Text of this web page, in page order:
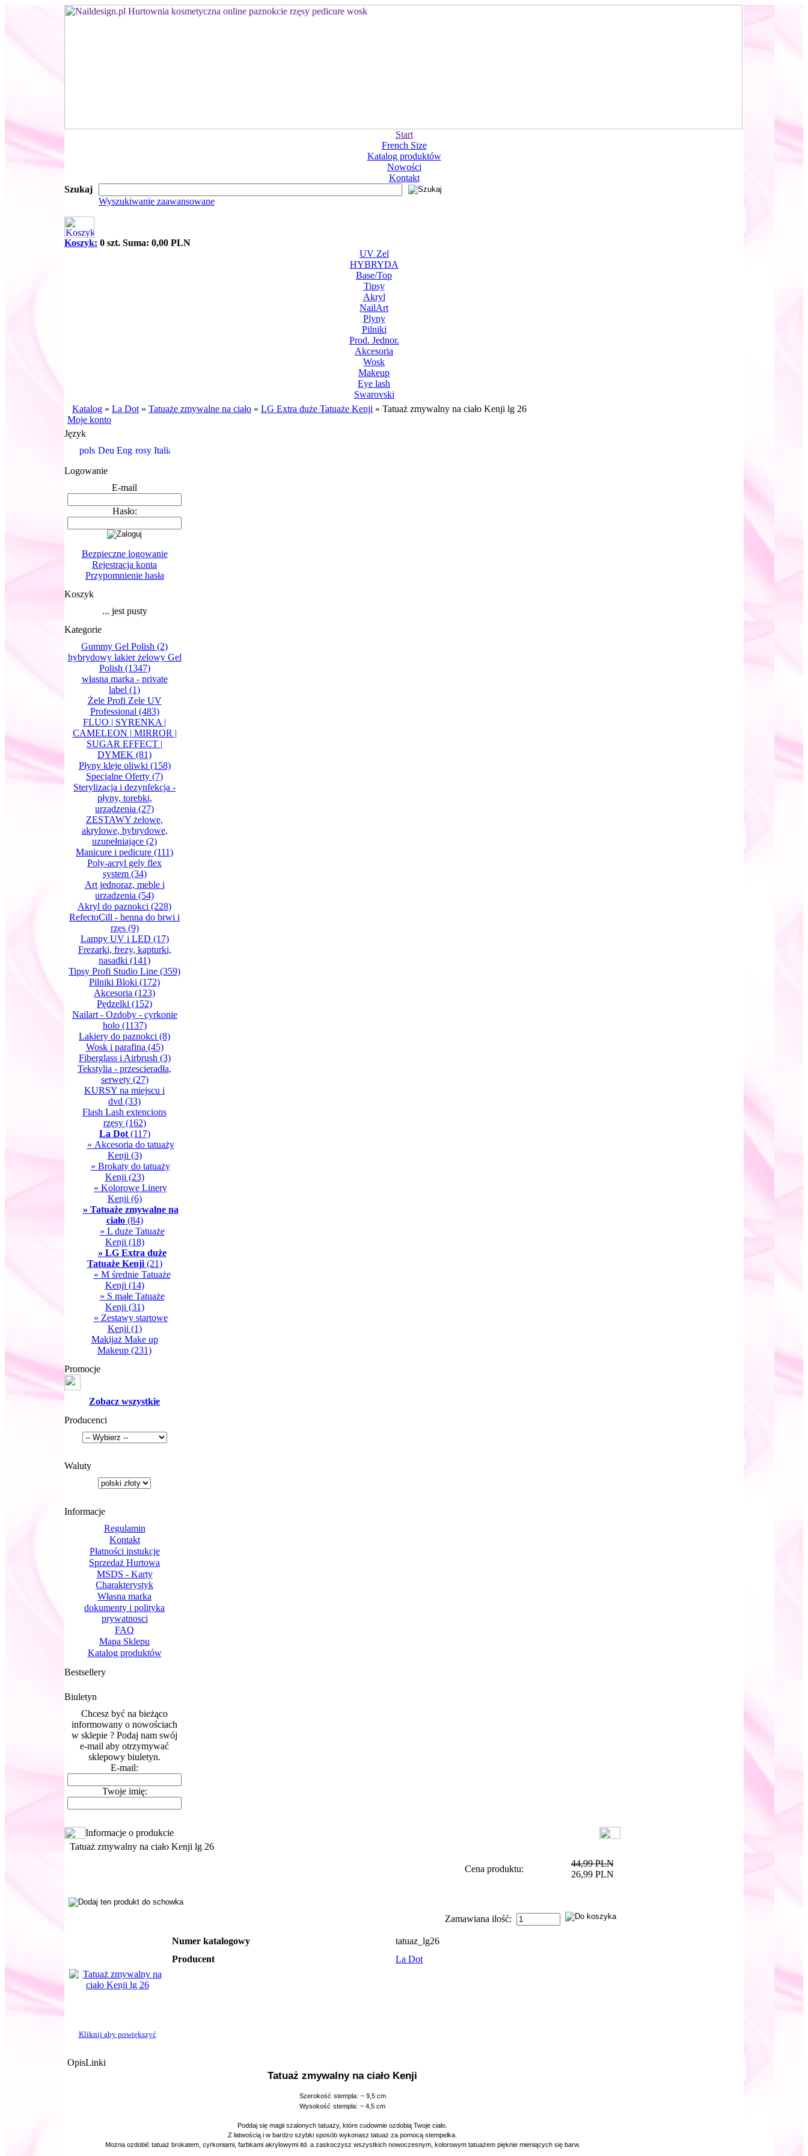
Start
French Size
Katalog produktów
Nowości
Kontakt
Szukaj
Wyszukiwanie zaawansowane
Koszyk: 0 szt. Suma: 0,00 PLN
UV Zel
HYBRYDA
Base/Top
Tipsy
Akryl
NailArt
Plyny
Pilniki
Prod. Jednor.
Akcesoria
Wosk
Makeup
Eye lash
Swarovski
Katalog » La Dot » Tatuaże zmywalne na ciało » LG Extra duże Tatuaże Kenji » Tatuaż zmywalny na ciało Kenji lg 26
Moje konto
Język
Logowanie
E-mail
Hasło:
Bezpieczne logowanie
Rejestracja konta
Przypomnienie hasła
Koszyk
... jest pusty
Kategorie
Gummy Gel Polish (2)
hybrydowy lakier żelowy Gel
Polish (1347)
własna marka - private
label (1)
Żele Profi Zele UV
Professional (483)
FLUO | SYRENKA |
CAMELEON | MIRROR |
SUGAR EFFECT |
DYMEK (81)
Płyny kleje oliwki (158)
Specjalne Oferty (7)
Sterylizacja i dezynfekcja -
płyny, torebki,
urządzenia (27)
ZESTAWY żelowe,
akrylowe, hybrydowe,
uzupełniające (2)
Manicure i pedicure (111)
Poly-acryl gely flex
system(34)
Art jednoraz, meble i
urzadzenia (54)
Akryl do paznokci (228)
RefectoCill - henna do brwi i
rzęs(9)
Lampy UV i LED (17)
Frezarki, frezy, kapturki,
nasadki (141)
Tipsy Profi Studio Line (359)
Pilniki Bloki (172)
Akcesoria (123)
Pędzelki (152)
Nailart - Ozdoby - cyrkonie
holo(1137)
Lakiery do paznokci (8)
Wosk i parafina (45)
Fiberglass i Airbrush (3)
Tekstylia - przescieradła,
serwety(27)
KURSY na miejscu i
dvd (33)
Flash Lash extencions
rzęsy(162)
La Dot(117)
» Akcesoria do tatuaży
Kenji (3)
» Brokaty do tatuaży
Kenji (23)
» Kolorowe Linery
Kenji (6)
» Tatuaże zmywalne na
ciało(84)
» L duże Tatuaże
Kenji (18)
» LG Extra duże
Tatuaże Kenji(21)
» M średnie Tatuaże
Kenji (14)
» S małe Tatuaże
Kenji (31)
» Zestawy startowe
Kenji (1)
Makijaż Make up
Makeup (231)
Promocje
Zobacz wszystkie
Producenci
Waluty
Informacje
Regulamin
Kontakt
Płatności instukcje
Sprzedaż Hurtowa
MSDS - Karty
Charakterystyk
Własna marka
dokumenty i polityka
prywatnosci
FAQ
Mapa Sklepu
Katalog produktów
Bestsellery
Biuletyn
Chcesz być na bieżąco
informowany o nowościach
w sklepie ? Podaj nam swój
e-mail aby otrzymywać
sklepowy biuletyn.
E-mail:
Twoje imię:
Informacje o produkcie
Tatuaż zmywalny na ciało Kenji lg 26
Cena produktu:
44,99 PLN
26,99 PLN
Zamawiana ilość:
Kliknij aby powiększyć
Numer katalogowy
tatuaz_lg26
Producent
La Dot
OpisLinki
Tatuaż zmywalny na ciało Kenji
Szerokość stempla: ~ 9,5 cm
Wysokość stempla: ~ 4,5 cm
Poddaj się magii szalonych tatuaży, które cudownie ozdobią Twoje ciało.
Z łatwością i w bardzo szybki sposób wykonasz tatuaż za pomocą stempelka.
Można ozdobić tatuaż brokatem, cyrkoniami, farbkami akrylowymi itd. a zaskoczysz wszystkich nowoczesnym, kolorowym tatuażem pięknie mieniących się barw.